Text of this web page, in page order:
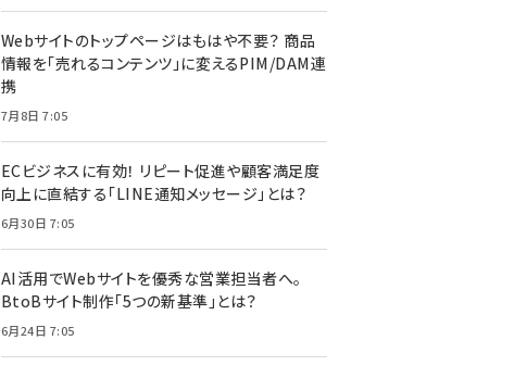
Webサイトのトップページはもはや不要？ 商品
情報を「売れるコンテンツ」に変えるPIM/DAM連
携
7月8日 7:05
ECビジネスに有効！ リピート促進や顧客満足度
向上に直結する「LINE通知メッセージ」とは？
6月30日 7:05
AI活用でWebサイトを優秀な営業担当者へ。
BtoBサイト制作「5つの新基準」とは？
6月24日 7:05